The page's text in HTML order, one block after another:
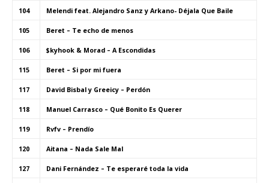
104 Melendi feat. Alejandro Sanz y Arkano- Déjala Que Baile
105 Beret – Te echo de menos
106 $kyhook & Morad – A Escondidas
115 Beret – Si por mi fuera
117 David Bisbal y Greeicy – Perdón
118 Manuel Carrasco – Qué Bonito Es Querer
119 Rvfv – Prendío
120 Aitana – Nada Sale Mal
127 Dani Fernández – Te esperaré toda la vida